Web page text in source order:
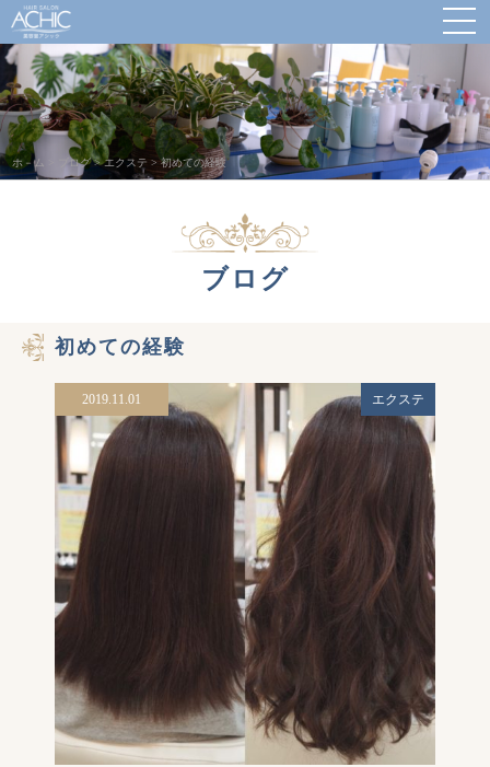
ホ－ム ブログ>エクステ >初めての経験
ブログ
初めての経験
2019.11.01 エクステ